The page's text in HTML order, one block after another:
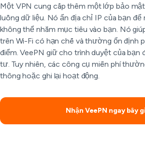
Một VPN cung cấp thêm một lớp bảo
luồng dữ liệu. Nó ẩn địa chỉ IP của bạn để
không thể nhắm mục tiêu vào bạn. Nó
trên Wi-Fi có hạn chế và thường ổn định
điểm. VeePN giữ cho trình duyệt của bạn
tư. Tuy nhiên, các công cụ miễn phí
thông hoặc ghi lại hoạt động.
Nhận VeePN ngay bây